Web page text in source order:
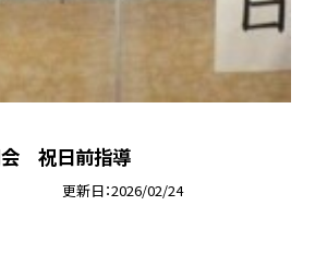
祝日前指導
更新日 2026/02/24